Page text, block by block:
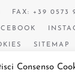
Consenso
FAX: +39 0573
SITEMAP